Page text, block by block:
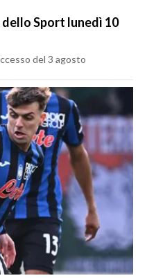
dello Sport lunedì 10
del 3 agosto